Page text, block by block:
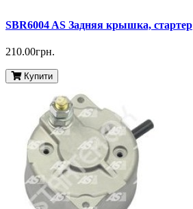
SBR6004 AS Задняя крышка, стартер
210.00грн.
Купити